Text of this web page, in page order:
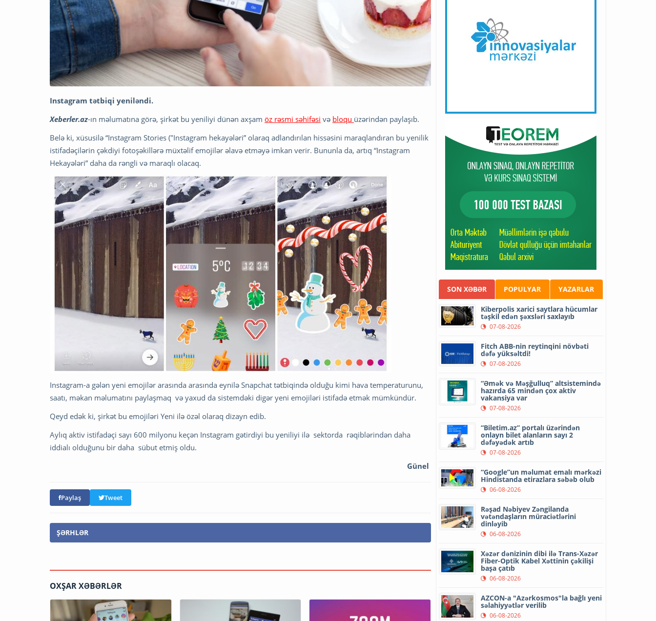
Instagram tətbiqi yeniləndi.
Xeberler.az-ın məlumatına görə, şirkət bu yeniliyi dünən axşam öz rəsmi səhifəsi və bloqu üzərindən paylaşıb.
Belə ki, xüsusilə “Instagram Stories ("Instagram hekayələri” olaraq adlandırılan hissəsini maraqlandıran bu yenilik
istifadəçilərin çəkdiyi fotoşəkillərə müxtəlif emojilər əlavə etməyə imkan verir. Bununla da, artıq “Instagram
Hekayələri” daha da rəngli və maraqlı olacaq.
Instagram-a gələn yeni emojilər arasında arasında eynilə Snapchat tətbiqində olduğu kimi hava temperaturunu,
saatı, məkan məlumatını paylaşmaq və yaxud da sistemdəki digər yeni emojiləri istifadə etmək mümkündür.
Qeyd edək ki, şirkət bu emojiləri Yeni ilə özəl olaraq dizayn edib.
Aylıq aktiv istifadəçi sayı 600 milyonu keçən Instagram gətirdiyi bu yeniliyi ilə sektorda rəqiblərindən daha
iddialı olduğunu bir daha sübut etmiş oldu.
Günel
Paylaş Tweet
ŞƏRHLƏR
OXŞAR XƏBƏRLƏR
SON XƏBƏR POPULYAR YAZARLAR
Kiberpolis xarici saytlara hücumlar
təşkil edən şəxsləri saxlayıb
07-08-2026
Fitch ABB-nin reytinqini növbəti
dəfə yüksəltdi!
07-08-2026
“Əmək və Məşğulluq” altsistemində
hazırda 65 mindən çox aktiv
vakansiya var
07-08-2026
“Biletim.az” portalı üzərindən
onlayn bilet alanların sayı 2
dəfəyədək artıb
07-08-2026
“Google”un məlumat emalı mərkəzi
Hindistanda etirazlara səbəb olub
06-08-2026
Rəşad Nəbiyev Zəngilanda
vətəndaşların müraciətlərini
dinləyib
06-08-2026
Xəzər dənizinin dibi ilə Trans-Xəzər
Fiber-Optik Kabel Xəttinin çəkilişi
başa çatıb
06-08-2026
AZCON-a "Azərkosmos"la bağlı yeni
səlahiyyətlər verilib
06-08-2026